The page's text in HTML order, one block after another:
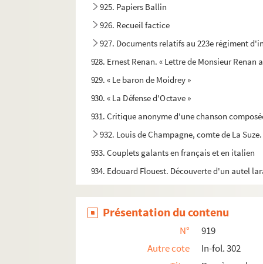
925. Papiers Ballin
926. Recueil factice
927. Documents relatifs au 223e régiment
928. Ernest Renan. « Lettre de Monsieur
929. « Le baron de Moidrey »
930. « La Défense d'Octave »
931. Critique anonyme d'une chanson
932. Louis de Champagne, comte de La
933. Couplets galants en français et en italien
934. Edouard Flouest. Découverte d'un autel
936. Diplôme de maître ès arts de l'Université
937. Titres de la famille de Bernart d'Avernes
938. Théophile Baudement. Notes et
Présentation du contenu
N°
919
Autre cote
In-fol. 302